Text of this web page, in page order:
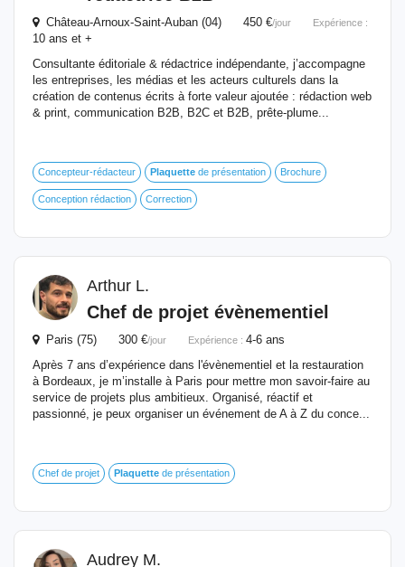
Château-Arnoux-Saint-Auban (04) 450 €/jour Expérience :
10 ans et +
Consultante éditoriale & rédactrice indépendante, j’accompagne
les entreprises, les médias et les acteurs culturels dans la
création de contenus écrits à forte valeur ajoutée : rédaction web
& print, communication B2B, B2C et B2B, prête-plume...
Concepteur-rédacteur Plaquette de présentation Brochure
Conception rédaction Correction
Arthur L.
Chef de projet évènementiel
Paris (75) 300 €/jour Expérience : 4-6 ans
Après 7 ans d’expérience dans l'évènementiel et la restauration
à Bordeaux, je m’installe à Paris pour mettre mon savoir-faire au
service de projets plus ambitieux. Organisé, réactif et
passionné, je peux organiser un événement de A à Z du conce...
Chef de projet Plaquette de présentation
Audrey M.